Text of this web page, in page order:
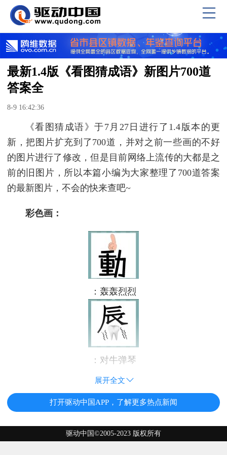
最新1.4版《看图猜成语》新图片700道
答案全
8-9 16:42:36
《看图猜成语》于7月27日进行了1.4版本的更
新，把图片扩充到了700道，并对之前一些画的不好
的图片进行了修改，但是目前网络上流传的大都是之
前的旧图片，所以本篇小编为大家整理了700道答案
的最新图片，不会的快来查吧~
彩色画：
：轰轰烈烈
：对牛弹琴
展开全文
打开驱动中国APP，了解更多热点新闻
驱动中国©2005-2023 版权所有